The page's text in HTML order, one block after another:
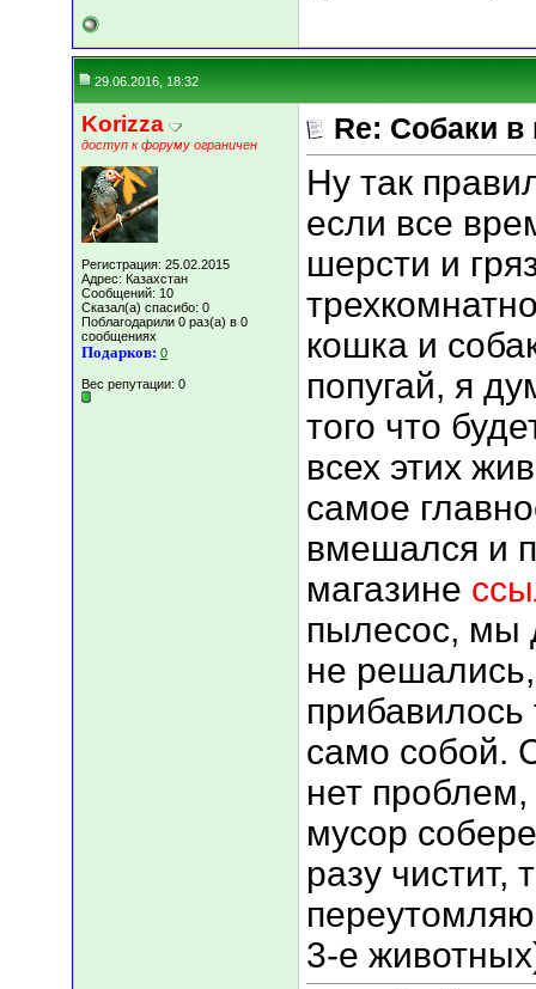
29.06.2016, 18:32
Korizza
доступ к форуму ограничен
Регистрация: 25.02.2015
Адрес: Казахстан
Сообщений: 10
Сказал(а) спасибо: 0
Поблагодарили 0 раз(а) в 0
сообщениях
Подарков: 0
Вес репутации: 0
Re: Собаки в
Ну так
если все
шерсти и
кошка и
попугай, я
того что
всех этих
самое
вмешался и
магазине
пылесос, мы
не
само собой.
нет
мусор
разу чистит,
3-е